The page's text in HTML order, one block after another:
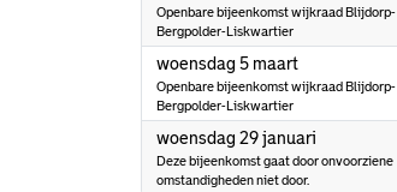
Openbare bijeenkomst wijkraad Blijdorp-
Bergpolder-Liskwartier
woensdag 5 maart2025
Openbare bijeenkomst wijkraad Blijdorp-
Bergpolder-Liskwartier
woensdag 29 januari
Deze bijeenkomst gaat door onvoorziene
omstandigheden niet door.